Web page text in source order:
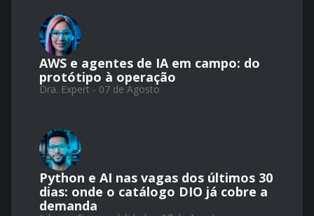
AWS e agentes de IA em campo: do
protótipo à operação
Dra. Expert - 07 de Agosto
Python e AI nas vagas dos últimos 30
dias: onde o catálogo DIO já cobre a
demanda